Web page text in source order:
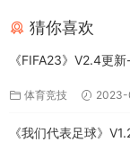
猜你喜欢
《FIFA23》V2.4更
体育竞技
《我们代表足球》